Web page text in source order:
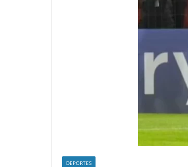
DEPORTES